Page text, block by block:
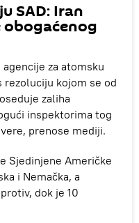
SAD: Iran
za atomsku
rezoluciju kojom se od
zaliha
inspektorima tog
prenose mediji.
Sjedinjene Američke
i Nemačka, a
dok je 10